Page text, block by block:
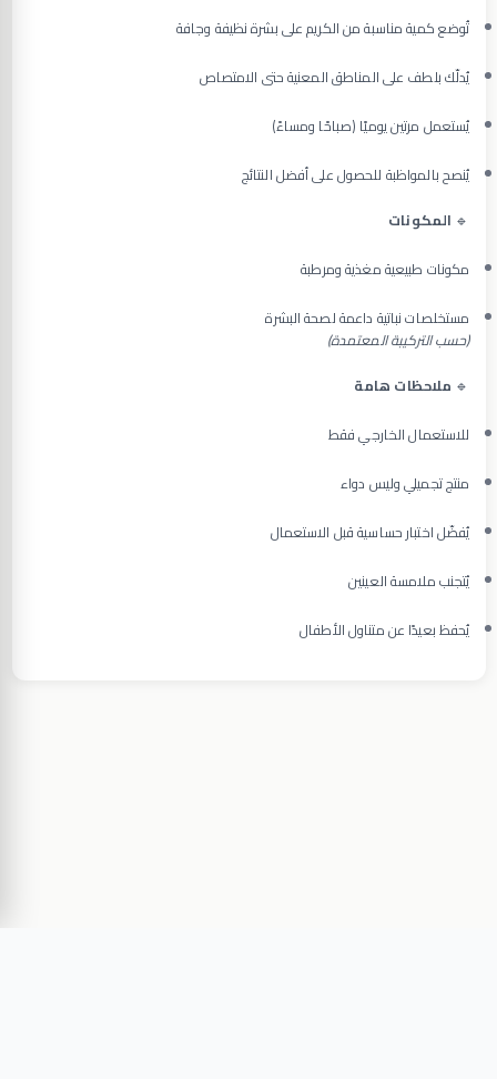
تُوضع كمية مناسبة من الكريم على بشرة نظيفة وجافة
يُدلّك بلطف على المناطق المعنية حتى الامتصاص
يُستعمل مرتين يوميًا (صباحًا ومساءً)
يُنصح بالمواظبة للحصول على أفضل النتائج
🔹 المكونات
مكونات طبيعية مغذية ومرطبة
مستخلصات نباتية داعمة لصحة البشرة
(حسب التركيبة المعتمدة)
🔹 ملاحظات هامة
للاستعمال الخارجي فقط
منتج تجميلي وليس دواء
يُفضّل اختبار حساسية قبل الاستعمال
يُتجنب ملامسة العينين
يُحفظ بعيدًا عن متناول الأطفال